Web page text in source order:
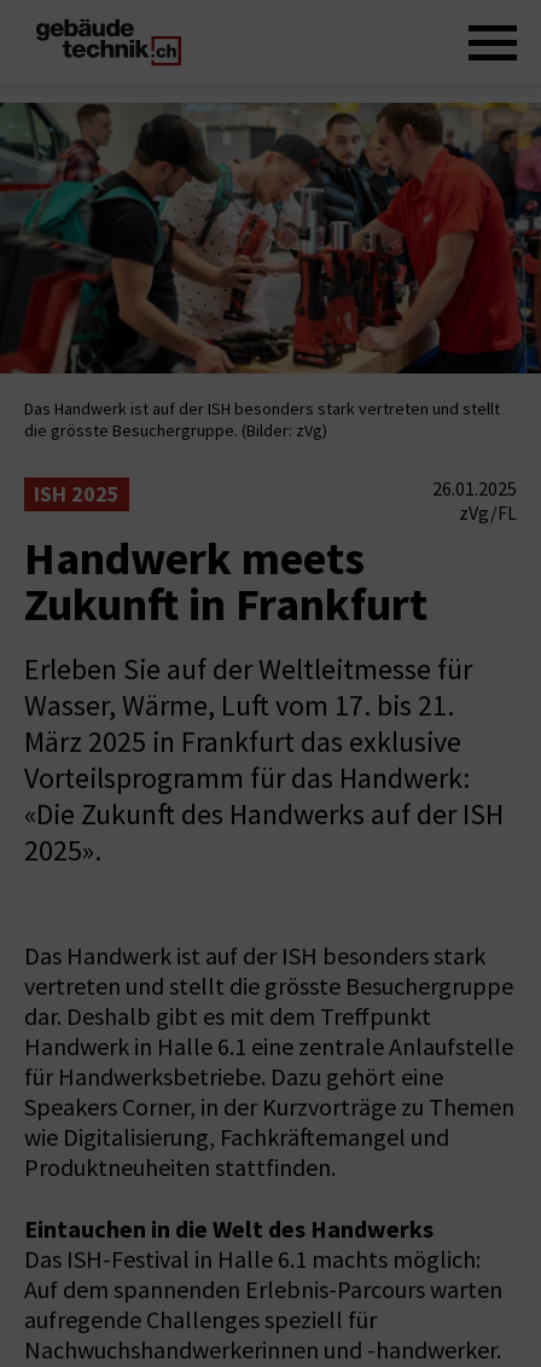
Das Handwerk ist auf der ISH besonders stark vertreten und stellt
die grösste Besuchergruppe. (Bilder: zVg)
ISH 2025
26.01.2025
zVg/FL
Handwerk meets
Zukunft in Frankfurt
Erleben Sie auf der Weltleitmesse für
Wasser, Wärme, Luft vom 17. bis 21.
März 2025 in Frankfurt das exklusive
Vorteilsprogramm für das Handwerk:
«Die Zukunft des Handwerks auf der ISH
2025».
Das Handwerk ist auf der ISH besonders stark
vertreten und stellt die grösste Besuchergruppe
dar. Deshalb gibt es mit dem Treffpunkt
Handwerk in Halle 6.1 eine zentrale Anlaufstelle
für Handwerksbetriebe. Dazu gehört eine
Speakers Corner, in der Kurzvorträge zu Themen
wie Digitalisierung, Fachkräftemangel und
Produktneuheiten stattfinden.
Eintauchen in die Welt des Handwerks
Das ISH-Festival in Halle 6.1 machts möglich:
Auf dem spannenden Erlebnis-Parcours warten
aufregende Challenges speziell für
Nachwuchshandwerkerinnen und -handwerker.